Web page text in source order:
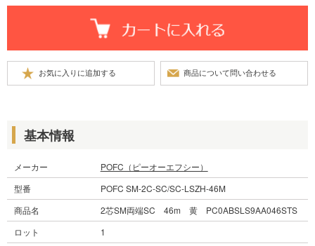
基本情報
メーカー
POFC（ピーオーエフシー）
型番
POFC SM-2C-SC/SC-LSZH-46M
商品名
2芯SM両端SC 46m 黄 PC0ABSLS9AA046STS
ロット
1